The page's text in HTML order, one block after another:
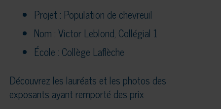
Projet : Population de chevreuil
Nom : Victor Leblond, Collégial 1
École : Collège Laflèche
Découvrez les lauréats et les photos des
exposants ayant remporté des prix